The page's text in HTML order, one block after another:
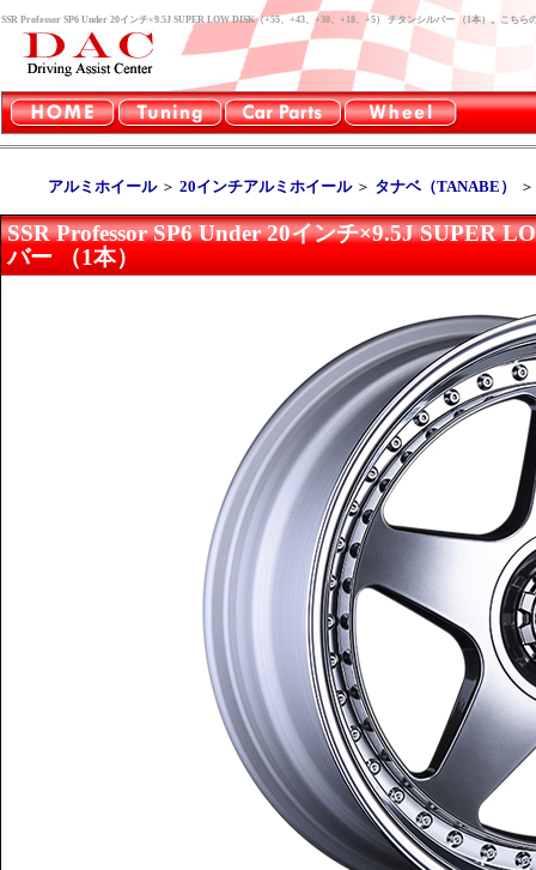
SSR Professor SP6 Under 20インチ×9.5J SUPER LOW DISK（+55、+43、+30、+18、+5） チタンシルバー （1本）。こち
アルミホイール＞ 20インチアルミホイール＞ タナベ（TANABE）
SSR Professor SP6 Under 20インチ×9.5J SUPER
バー （1本）